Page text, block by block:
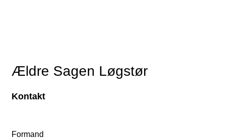
Ældre Sagen Løgstør
Kontakt
Formand